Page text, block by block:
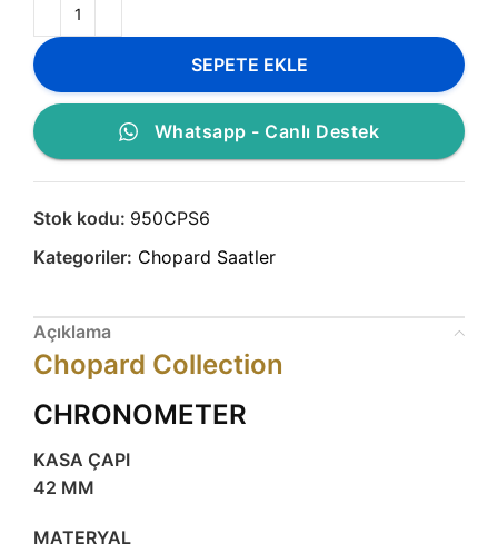
SEPETE EKLE
Whatsapp - Canlı Destek
Stok kodu: 950CPS6
Kategoriler: Chopard Saatler
Açıklama
Chopard Collection
CHRONOMETER
KASA ÇAPI
42 MM
MATERYAL